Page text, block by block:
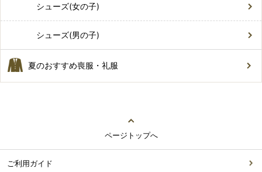
シューズ(女の子)
シューズ(男の子)
夏のおすすめ喪服・礼服
ページトップへ
ご利用ガイド